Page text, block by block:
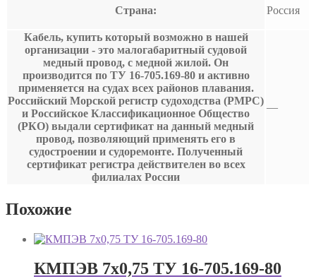
Страна: Россия
Кабель, купить который возможно в нашей
организации - это малогабаритный судовой
медный провод, с медной жилой. Он
производится по ТУ 16-705.169-80 и активно
применяется на судах всех районов плавания.
Российский Морской регистр судоходства (РМРС)
и Российское Классификационное Общество
(РКО) выдали сертификат на данный медный
провод, позволяющий применять его в
судостроении и судоремонте. Полученный
сертификат регистра действителен во всех
филиалах России
—
Похожие
КМПЭВ 7х0,75 ТУ 16-705.169-80